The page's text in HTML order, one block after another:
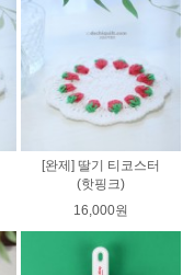
[완제] 딸기 티코스터
(핫핑크)
16,000원